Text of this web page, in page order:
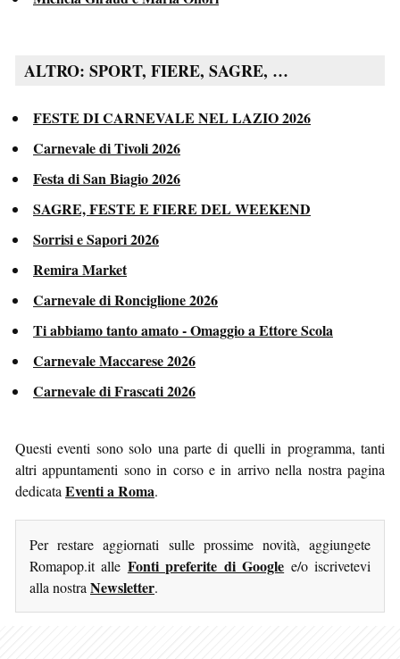
ALTRO: SPORT, FIERE, SAGRE, …
FESTE DI CARNEVALE NEL LAZIO 2026
Carnevale di Tivoli 2026
Festa di San Biagio 2026
SAGRE, FESTE E FIERE DEL WEEKEND
Sorrisi e Sapori 2026
Remira Market
Carnevale di Ronciglione 2026
Ti abbiamo tanto amato - Omaggio a Ettore Scola
Carnevale Maccarese 2026
Carnevale di Frascati 2026
Questi eventi sono solo una parte di quelli in programma, tanti
altri appuntamenti sono in corso e in arrivo nella nostra pagina
dedicata Eventi a Roma.
Per restare aggiornati sulle prossime novità, aggiungete
Romapop.it alle Fonti preferite di Google e/o iscrivetevi
alla nostra Newsletter.